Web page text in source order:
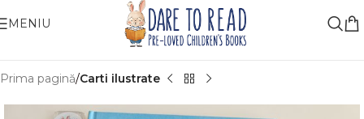
MENIU
Prima pagină Carti ilustrate